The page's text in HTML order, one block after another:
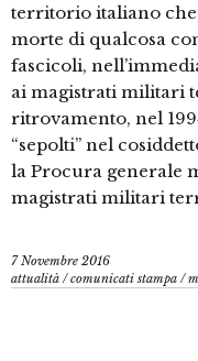
territorio italiano
morte di qualcosa
fascicoli,
ai magistrati militari
ritrovamento, nel
“sepolti” nel
la Procura generale
magistrati militari
7 Novembre 2016
attualità /comunicati stampa /